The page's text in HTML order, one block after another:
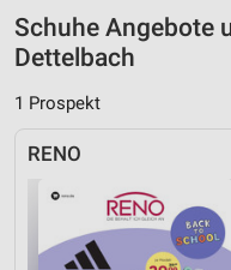
Schuhe Angebote
Dettelbach
1 Prospekt
RENO